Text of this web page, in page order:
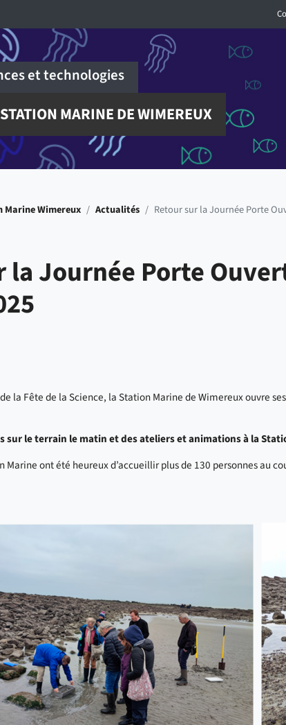
et technologies
MARINE DE WIMEREUX
Wimereux / Actualités / Retour sur la Journée Porte
la Journée Porte
la Fête de la Science, la Station Marine de Wimereux ouvre
sur le terrain le matin et des ateliers et animations à la
Marine ont été heureux d’accueillir plus de 130 personnes au